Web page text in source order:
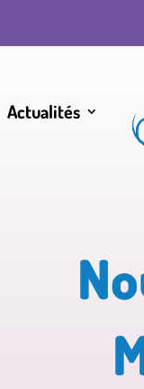
Actualités